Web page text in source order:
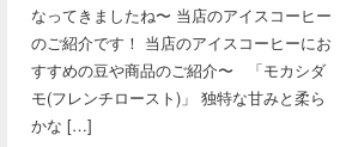
なってきましたね〜 当店のアイスコーヒー
のご紹介です！ 当店のアイスコーヒーにお
すすめの豆や商品のご紹介〜 「モカシダ
モ(フレンチロースト)」 独特な甘みと柔ら
かな […]